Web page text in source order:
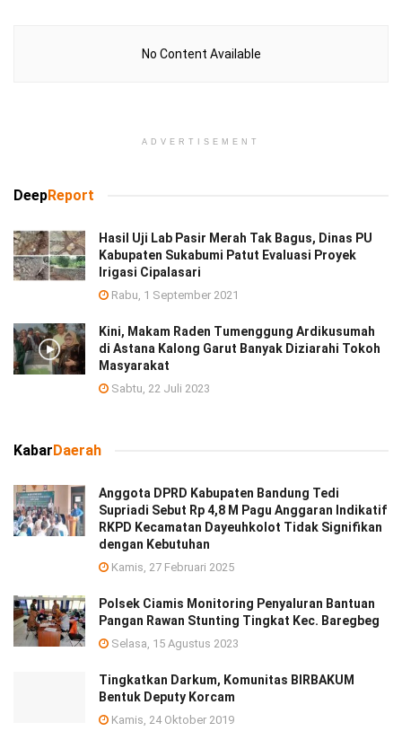
No Content Available
ADVERTISEMENT
DeepReport
Hasil Uji Lab Pasir Merah Tak Bagus, Dinas PU
Kabupaten Sukabumi Patut Evaluasi Proyek
Irigasi Cipalasari
Rabu, 1 September 2021
Kini, Makam Raden Tumenggung Ardikusumah
di Astana Kalong Garut Banyak Diziarahi Tokoh
Masyarakat
Sabtu, 22 Juli 2023
KabarDaerah
Anggota DPRD Kabupaten Bandung Tedi
Supriadi Sebut Rp 4,8 M Pagu Anggaran Indikatif
RKPD Kecamatan Dayeuhkolot Tidak Signifikan
dengan Kebutuhan
Kamis, 27 Februari 2025
Polsek Ciamis Monitoring Penyaluran Bantuan
Pangan Rawan Stunting Tingkat Kec. Baregbeg
Selasa, 15 Agustus 2023
Tingkatkan Darkum, Komunitas BIRBAKUM
Bentuk Deputy Korcam
Kamis, 24 Oktober 2019